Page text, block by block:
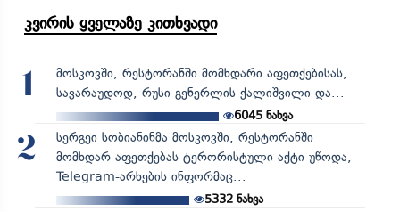
კვირის ყველაზე კითხვადი
1
მოსკოვში, რესტორანში მომხდარი აფეთქებისას,
სავარაუდოდ, რუსი გენერლის ქალიშვილი და...
6045 ნახვა
2
სერგეი სობიანინმა მოსკოვში, რესტორანში
მომხდარ აფეთქებას ტერორისტული აქტი უწოდა,
Telegram-არხების ინფორმაც...
5332ნახვა